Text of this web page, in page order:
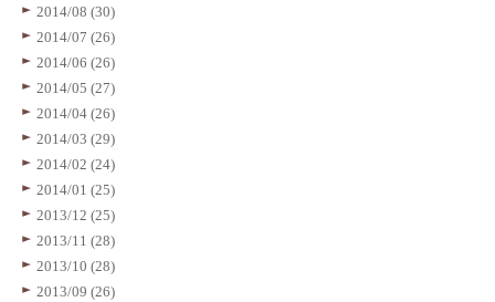
2014/08 (30)
2014/07 (26)
2014/06 (26)
2014/05 (27)
2014/04 (26)
2014/03 (29)
2014/02 (24)
2014/01 (25)
2013/12 (25)
2013/11 (28)
2013/10 (28)
2013/09 (26)